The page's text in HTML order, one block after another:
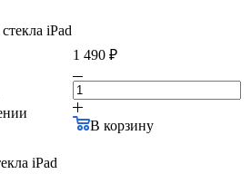
iPad
1 490 ₽
В корзину
iPad